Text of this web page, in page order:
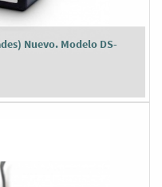
Nuevo. Modelo DS-